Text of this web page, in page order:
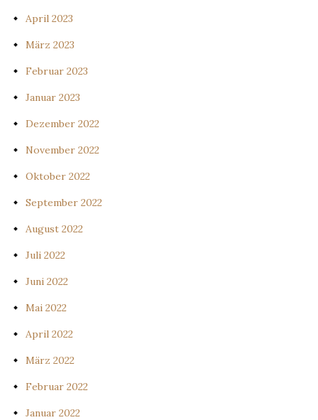
April 2023
März 2023
Februar 2023
Januar 2023
Dezember 2022
November 2022
Oktober 2022
September 2022
August 2022
Juli 2022
Juni 2022
Mai 2022
April 2022
März 2022
Februar 2022
Januar 2022